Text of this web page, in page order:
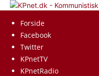
Forside
Facebook
Twitter
KPnetTV
KPnetRadio